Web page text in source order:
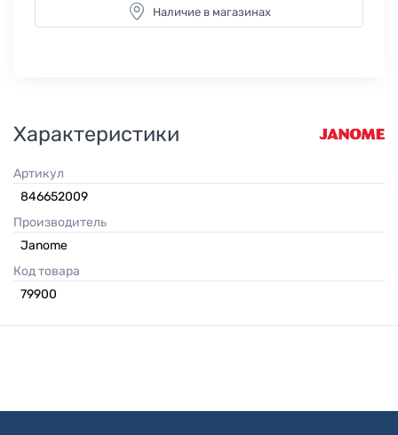
Наличие в магазинах
Характеристики
Артикул
846652009
Производитель
Janome
Код товара
79900